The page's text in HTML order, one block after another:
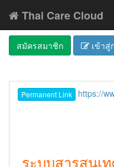
Thai Care Cloud
สมัครสมาชิก เข้าสู่
Permanent Link https://
ระบบสารสนเ